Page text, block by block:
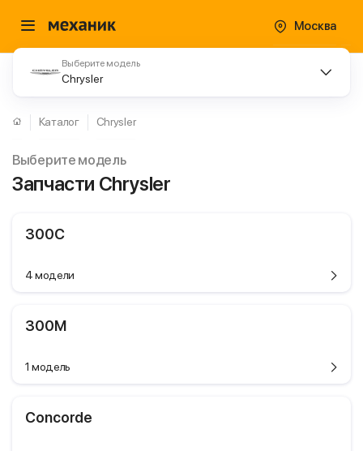
Москва
Выберите модель
Chrysler
Каталог Chrysler
Выберите модель
Запчасти Chrysler
300C
4 модели
300M
1 модель
Concorde